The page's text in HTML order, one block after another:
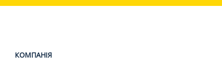
КОМПАНІЯ